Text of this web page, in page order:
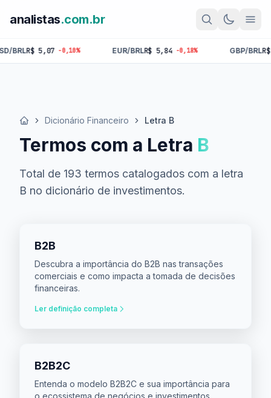
analistas.com.br
EUR/BRLR$ 5,84 -0,18% GBP/BRLR$ 6,81 -0,34%
Início Dicionário Financeiro Letra B
Termos com a Letra B
Total de 193 termos catalogados com a letra
B no dicionário de investimentos.
B2B
Descubra a importância do B2B nas transações
comerciais e como impacta a tomada de decisões
financeiras.
Ler definição completa
B2B2C
Entenda o modelo B2B2C e sua importância para
o ecossistema de negócios e investimentos.